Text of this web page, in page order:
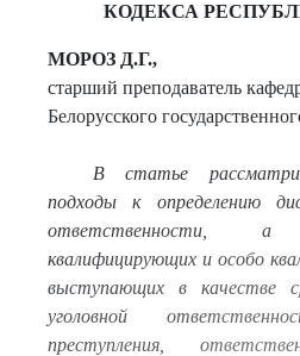
КОДЕКСА
МОРОЗ Д.Г.,
старший преподаватель
Белорусского
В статье
подходы к определению
ответственности,
квалифицирующих и особо
выступающих в качестве
уголовной
преступления,